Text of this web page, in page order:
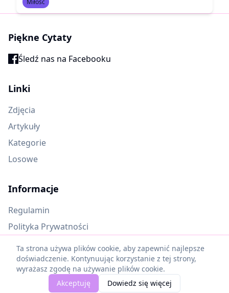
Miłość
Piękne Cytaty
Śledź nas na Facebooku
Linki
Zdjęcia
Artykuły
Kategorie
Losowe
Informacje
Regulamin
Polityka Prywatności
Oczekujące materiały
2025 Piękne Cytaty. Wszelkie prawa zastrzeżone.
Ta strona używa plików cookie, aby zapewnić najlepsze
doświadczenie. Kontynuując korzystanie z tej strony,
wyrażasz zgodę na używanie plików cookie.
Akceptuję
Dowiedz się więcej